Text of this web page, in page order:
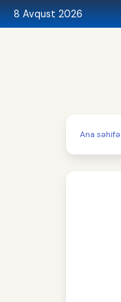
8 Avqust 2026
Ana səhifə